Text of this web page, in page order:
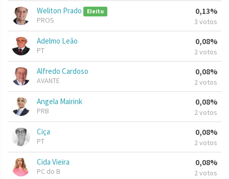
Weliton Prado Eleito
PROS
0,13%
3 votos
Adelmo Leão
PT
0,08%
2 votos
Alfredo Cardoso
AVANTE
0,08%
2 votos
Angela Mairink
PRB
0,08%
2 votos
Ciça
PT
0,08%
2 votos
Cida Vieira
PC do B
0,08%
2 votos